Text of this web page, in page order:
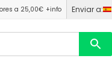
a 25,00€ +info Enviar a: